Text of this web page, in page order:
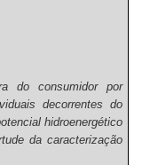
do consumidor por
decorrentes do
hidroenergético
da caracterização